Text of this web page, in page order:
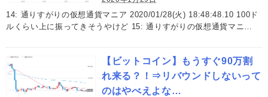
14: 通りすがりの仮想通貨マニア 2020/01/28(火) 18:48:48.10 100ド
ルくらい上に振ってきそうやけど 15: 通りすがりの仮想通貨マニ…
【ビットコイン】もうすぐ90万割
れ来る？！⇒リバウンドしないって
のはやべえよな…